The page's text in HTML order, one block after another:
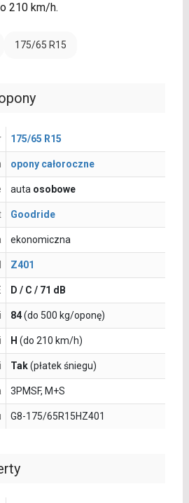
210 km/h.
175/65 R15
175/65 R15
opony całoroczne
auta osobowe
Goodride
ekonomiczna
Z401
D / C / 71 dB
84(do 500 kg/oponę)
H (do 210 km/h)
Tak(płatek śniegu)
3PMSF, M+S
G8-175/65R15HZ401